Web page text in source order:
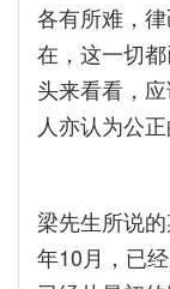
各有所难，
在，这一切
头来看看，
人亦认为公
梁先生所说
年10月，已